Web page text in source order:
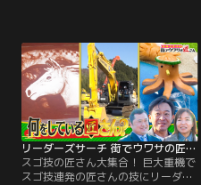
今回のゲストは、新山千春さん、平
成ノブシコブシ・吉村崇さん！平塚
で大正12年から続くある老舗の匠の
技をリーダーたちも体験！さらに絶
品高級卵の生産現場や…。
リーダーズサーチ 街でウワサの匠さん スゴ技の匠さん大集合！ 巨大重機でスゴ技連発の匠さんの技にリーダー大興奮！
スゴ技の匠さん大集合！ 巨大重機で
スゴ技連発の匠さんの技にリーダー